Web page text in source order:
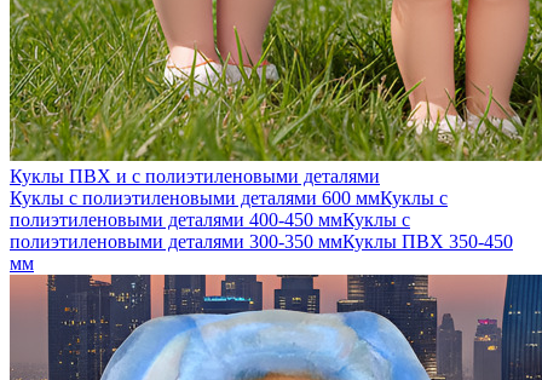
Куклы ПВХ и с полиэтиленовыми деталями
Куклы с полиэтиленовыми деталями 600 ммКуклы с
полиэтиленовыми деталями 400-450 ммКуклы с
полиэтиленовыми деталями 300-350 ммКуклы ПВХ 350-450
мм